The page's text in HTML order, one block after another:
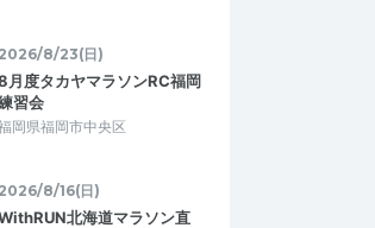
RUN SESSION — HOKA Running Shoes
Trial —（名古屋店）
2026/8/23(日)
月度タカヤマラソンRC福岡
習会
岡県福岡市中央区
2026/8/16(日)
北海道マラソン直